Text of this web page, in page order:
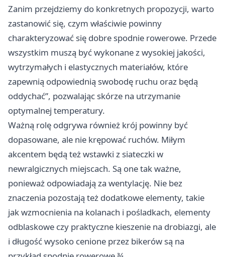
Zanim przejdziemy do konkretnych propozycji, warto
zastanowić się, czym właściwie powinny
charakteryzować się dobre spodnie rowerowe. Przede
wszystkim muszą być wykonane z wysokiej jakości,
wytrzymałych i elastycznych materiałów, które
zapewnią odpowiednią swobodę ruchu oraz będą
oddychać”, pozwalając skórze na utrzymanie
optymalnej temperatury.
Ważną rolę odgrywa również krój powinny być
dopasowane, ale nie krępować ruchów. Miłym
akcentem będą też wstawki z siateczki w
newralgicznych miejscach. Są one tak ważne,
ponieważ odpowiadają za wentylację. Nie bez
znaczenia pozostają też dodatkowe elementy, takie
jak wzmocnienia na kolanach i pośladkach, elementy
odblaskowe czy praktyczne kieszenie na drobiazgi, ale
i długość wysoko cenione przez bikerów są na